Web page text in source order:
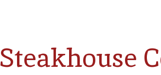
Steakhouse